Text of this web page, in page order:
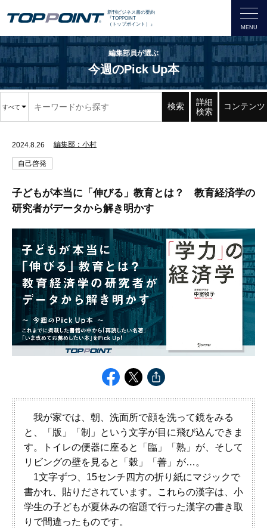
新刊ビジネス書の要約
『TOPPOINT
（トップポイント）』
編集部員が選ぶ
今週のPick Up本
すべて 検索
詳細
検索
コンテンツ
2024.8.26 編集部：小村
自己啓発
子どもが本当に「伸びる」教育とは？ 教育経済学の
研究者がデータから解き明かす
我が家では、朝、洗面所で顔を洗って鏡をみる
と、「版」「制」という文字が目に飛び込んできま
す。トイレの便器に座ると「臨」「熟」が、そして
リビングの壁を見ると「穀」「善」が…。
1文字ずつ、15センチ四方の折り紙にマジックで
書かれ、貼りだされています。これらの漢字は、小
学生の子どもが夏休みの宿題で行った漢字の書き取
りで間違ったものです。